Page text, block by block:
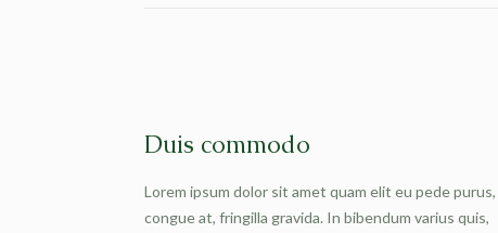
Duis commodo
Lorem ipsum dolor sit amet quam elit eu pede purus,
congue at, fringilla gravida. In bibendum varius quis,